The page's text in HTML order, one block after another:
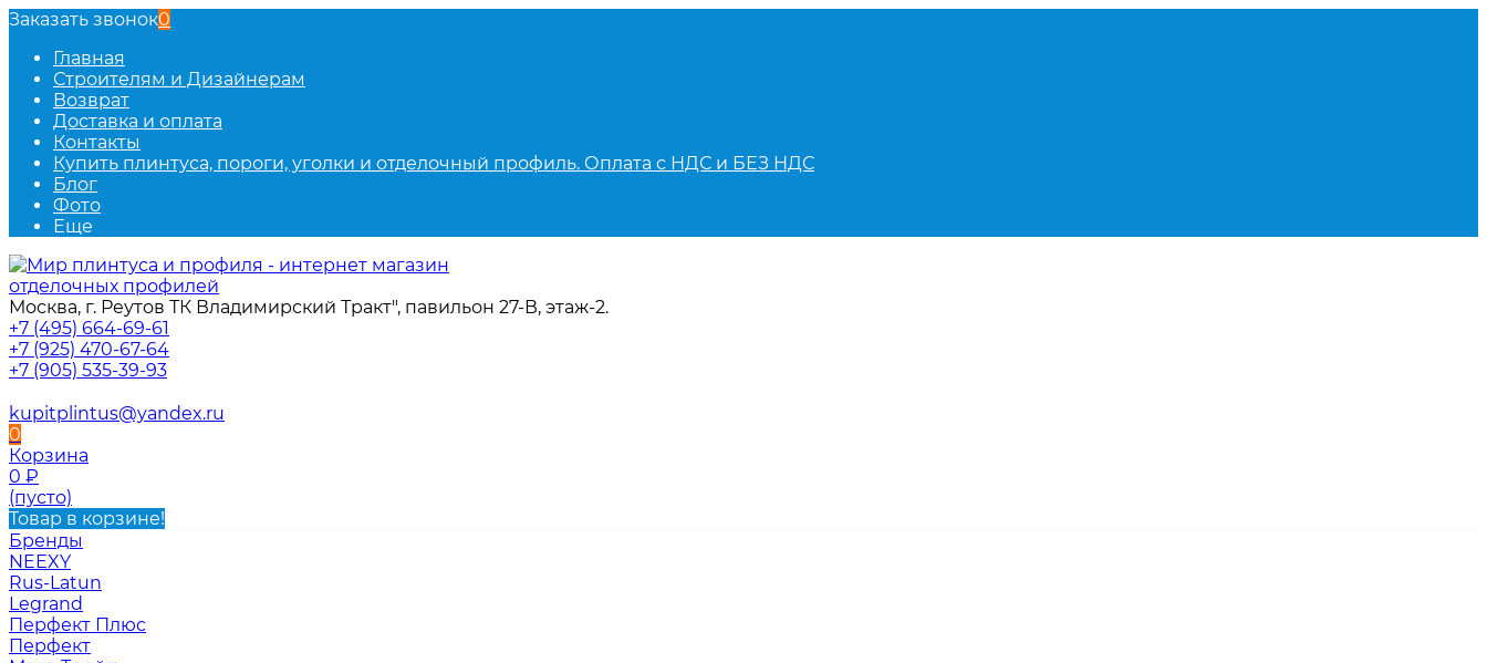
Заказать звонок0
Главная
Строителям и Дизайнерам
Возврат
Доставка и оплата
Контакты
Купить плинтуса, пороги, уголки и отделочный профиль. Оплата с НДС и БЕЗ НДС
Блог
Фото
Еще
Москва, г. Реутов ТК Владимирский Тракт", павильон 27-В, этаж-2.
+7 (495) 664-69-61
+7 (925) 470-67-64
+7 (905) 535-39-93
kupitplintus@yandex.ru
0
Корзина
0 ₽
(пусто)
Товар в корзине!
Бренды
NEEXY
Rus-Latun
Legrand
Перфект Плюс
Перфект